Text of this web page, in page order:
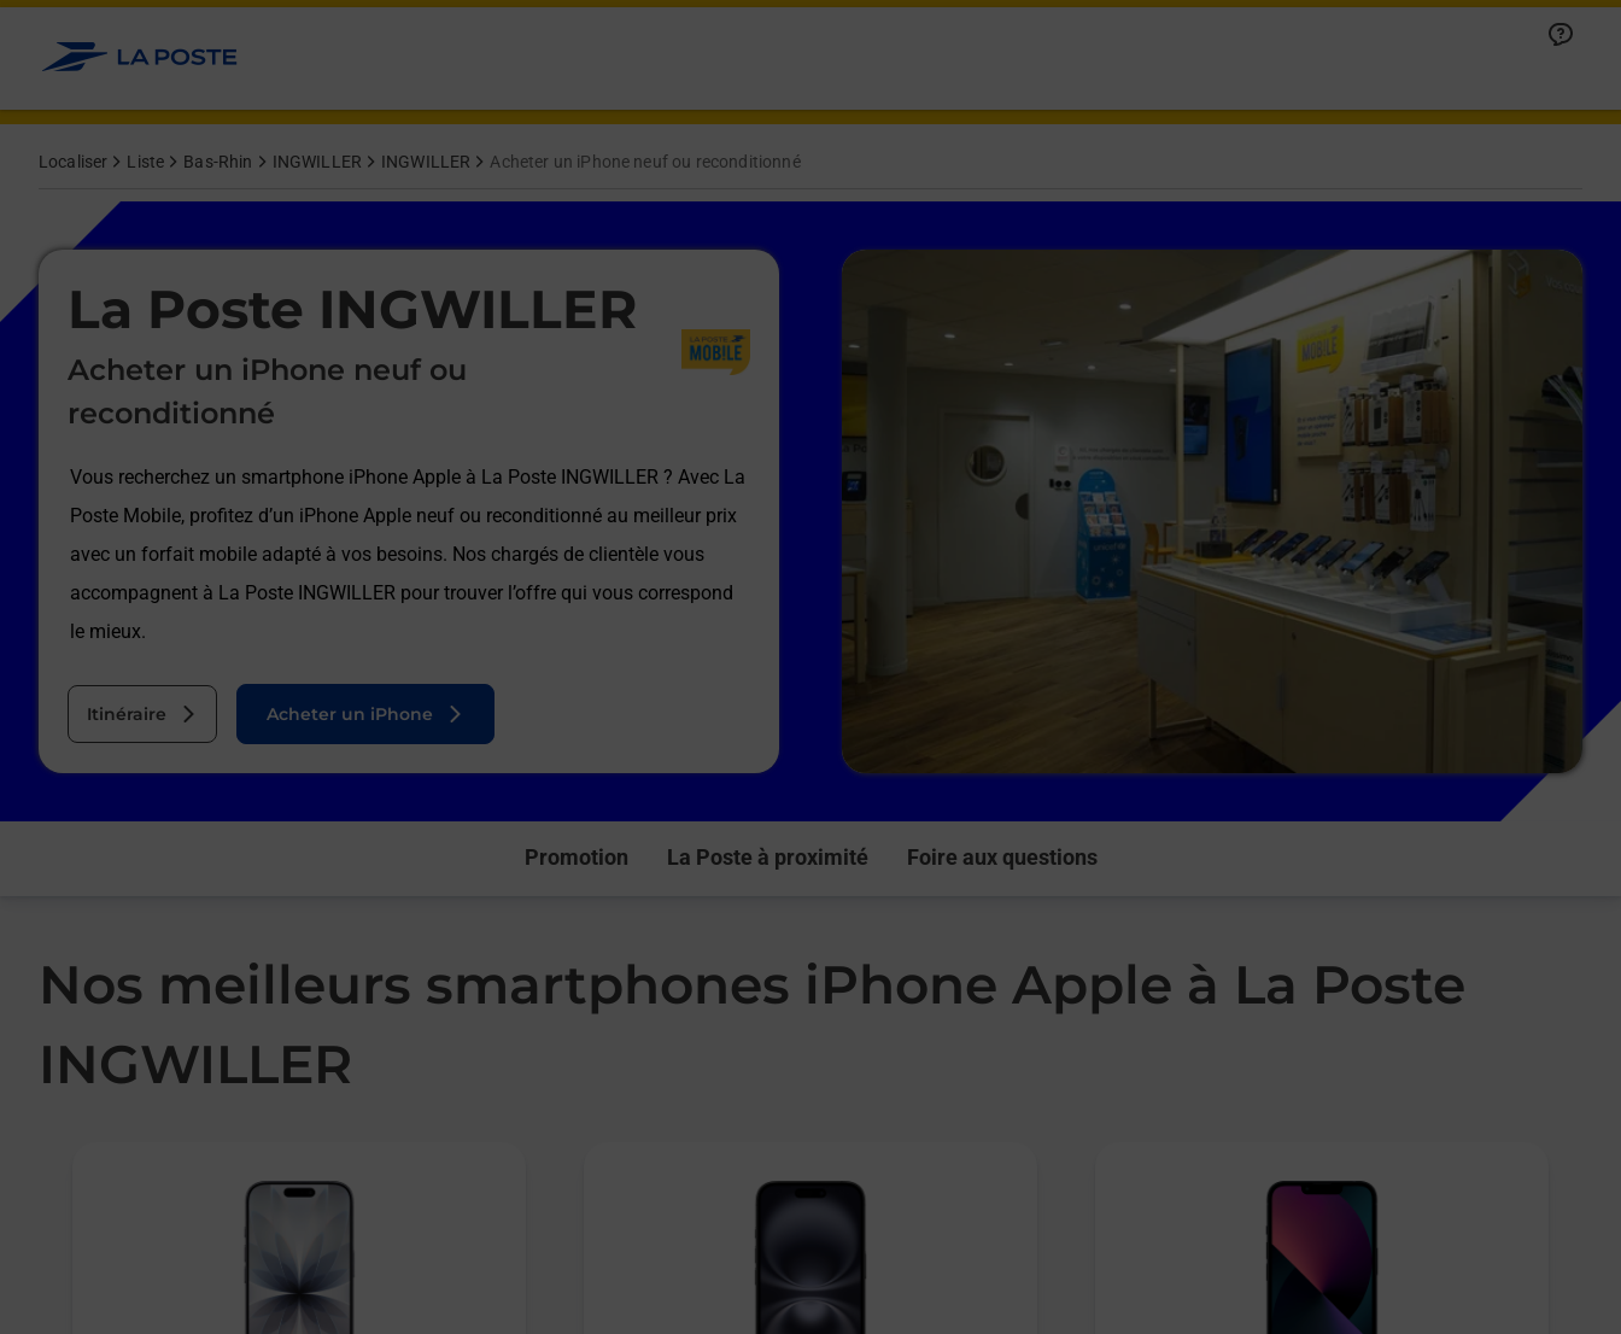
Allez au contenu
Localiser Liste Bas-Rhin INGWILLER INGWILLER Acheter un iPhone neuf ou reconditionné
La Poste INGWILLER
Acheter un iPhone neuf ou
reconditionné
Vous recherchez un smartphone iPhone Apple à La Poste INGWILLER ? Avec La
Poste Mobile, profitez d’un iPhone Apple neuf ou reconditionné au meilleur prix
avec un forfait mobile adapté à vos besoins. Nos chargés de clientèle vous
accompagnent à La Poste INGWILLER pour trouver l’offre qui vous correspond
le mieux.
Itinéraire
Le lien s'ouvre dans un nouvel onglet
Acheter un iPhone
Promotion La Poste à proximité Foire aux questions
Nos meilleurs smartphones iPhone Apple à La Poste
INGWILLER
Le lien s'ouvre dans un nouvel onglet
Afficher ou masquer la réponse
Afficher ou masquer la réponse
Afficher ou masquer la réponse
Afficher ou masquer la réponse
Afficher ou masquer la réponse
Afficher ou masquer la réponse